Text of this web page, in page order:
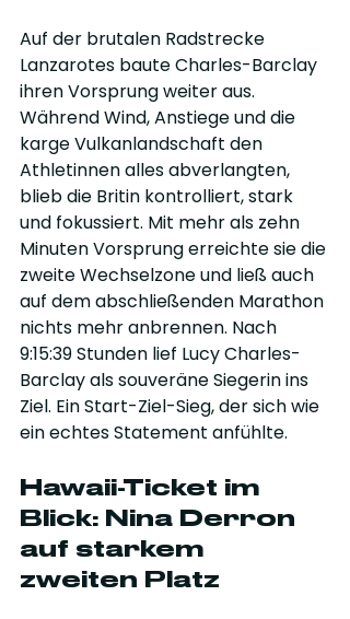
Auf der brutalen Radstrecke
Lanzarotes baute Charles-Barclay
ihren Vorsprung weiter aus.
Während Wind, Anstiege und die
karge Vulkanlandschaft den
Athletinnen alles abverlangten,
blieb die Britin kontrolliert, stark
und fokussiert. Mit mehr als zehn
Minuten Vorsprung erreichte sie die
zweite Wechselzone und ließ auch
auf dem abschließenden Marathon
nichts mehr anbrennen. Nach
9:15:39 Stunden lief Lucy Charles-
Barclay als souveräne Siegerin ins
Ziel. Ein Start-Ziel-Sieg, der sich wie
ein echtes Statement anfühlte.
Hawaii-Ticket im
Blick: Nina Derron
auf starkem
zweiten Platz